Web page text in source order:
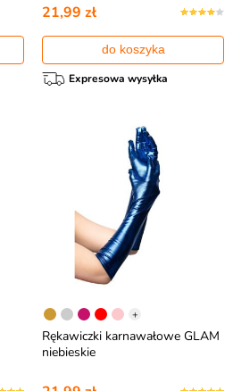
21,99 zł
do koszyka
Expresowa wysyłka
+
Rękawiczki karnawałowe GLAM
niebieskie